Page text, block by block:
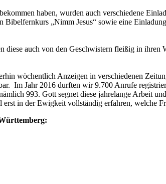
haben, wurden auch verschiedene
„Nimm Jesus“ sowie eine
auch von den Geschwistern fleißig in
wöchentlich Anzeigen in verschiedenen
Im Jahr 2016 durften wir 9.700 Anrufe
993. Gott segnet diese jahrelange Arbeit
in der Ewigkeit vollständig erfahren, welche